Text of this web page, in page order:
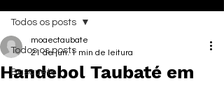
Todos os posts
Basquete
Todos os posts
Handebol Taubaté em
moaectaubate
21 de jun. 1 min de leitura